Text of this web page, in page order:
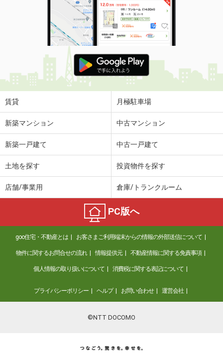
賃貸 月極駐車場
新築マンション 中古マンション
新築一戸建て 中古一戸建て
土地を探す 投資物件を探す
店舗/事業用 倉庫/トランクルーム
PC版へ
goo住宅・不動産とは お客さまご利用端末からの情報の外部送信について
物件に関するお問合せの流れ 情報提供元 不動産情報に関する免責事項
個人情報の取り扱いについて 消費税に関する表記について
プライバシーポリシー ヘルプ お問い合わせ 運営会社
©NTT DOCOMO